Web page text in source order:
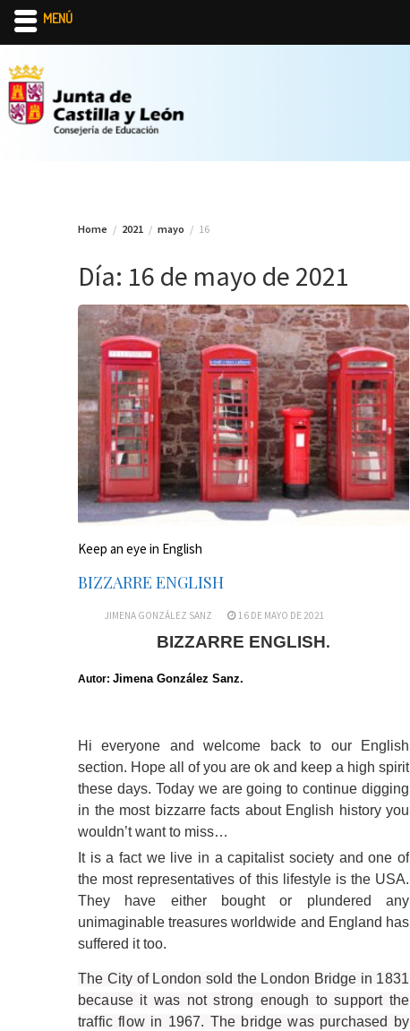
to
content
Home 2021 mayo 16
Día: 16 de mayo de 2021
Keep an eye in English
BIZZARRE ENGLISH
JIMENA GONZÁLEZ SANZ 16 DE MAYO DE 2021
BIZZARRE ENGLISH.
Autor: Jimena González Sanz.
Hi everyone and welcome back to our English
section. Hope all of you are ok and keep a high spirit
these days. Today we are going to continue digging
in the most bizzarre facts about English history you
wouldn’t want to miss…
It is a fact we live in a capitalist society and one of
the most representatives of this lifestyle is the USA.
They have either bought or plundered any
unimaginable treasures worldwide and England has
suffered it too.
The City of London sold the London Bridge in 1831
because it was not strong enough to support the
traffic flow in 1967. The bridge was purchased by
MENÚ